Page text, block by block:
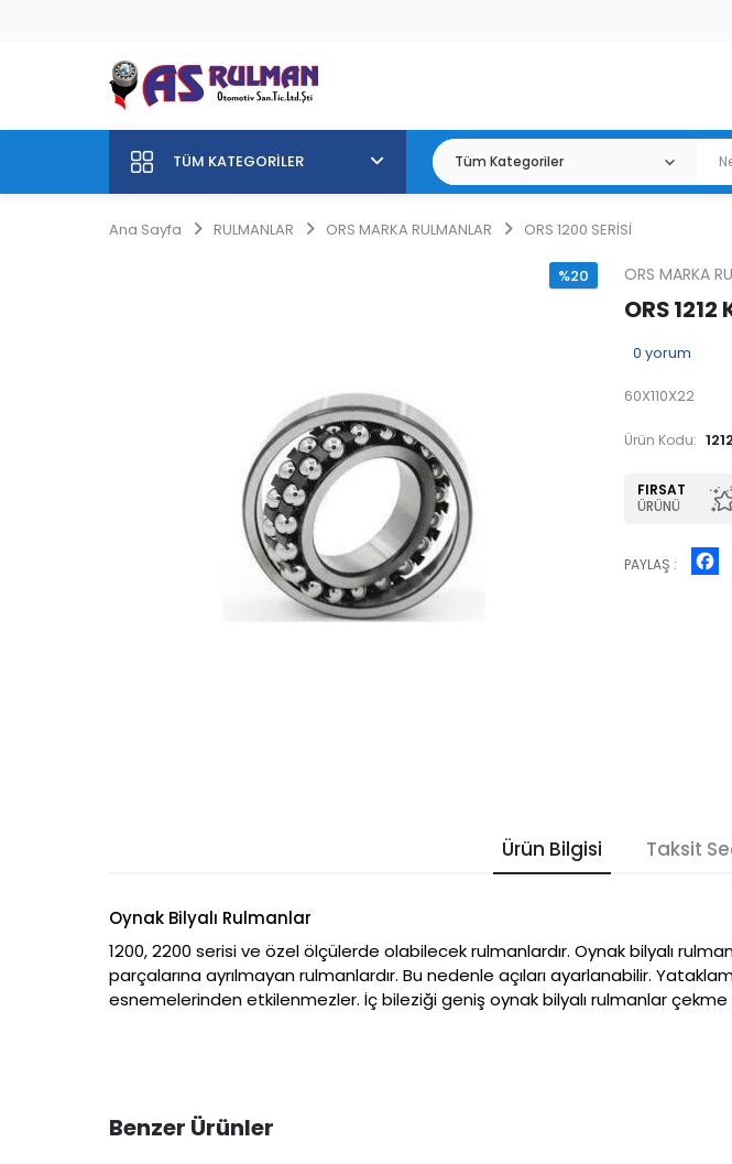
TÜM KATEGORILER
Ana Sayfa RULMANLAR ORS MARKA RULMANLAR ORS 1200 SERİSİ
%20 ORS MARKA
ORS 1212
0 yorum
60X110X22
Ürün Kodu:
FIRSAT
ÜRÜNÜ
PAYLAŞ :
Ürün Bilgisi Taksit
Oynak Bilyalı Rulmanlar
1200, 2200 serisi ve özel ölçülerde olabilecek rulmanlardır. Oynak bilyalı
parçalarına ayrılmayan rulmanlardır. Bu nedenle açıları ayarlanabilir.
esnemelerinden etkilenmezler. İç bileziği geniş oynak bilyalı rulmanlar
Benzer Ürünler